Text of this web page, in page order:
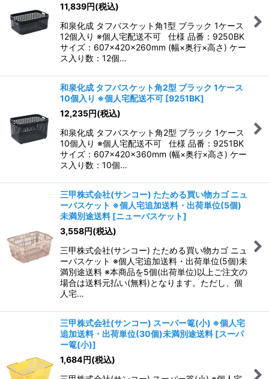
11,839円(税込)
和泉化成 タフバスケット角1型 ブラック 1ケース
12個入り ※個人宅配送不可 仕様 品番：9250BK
サイズ：607×420×260mm (幅×奥行×高さ) ケー
ス入り数：12個…
和泉化成 タフバスケット角2型 ブラック 1ケース
10個入り ※個人宅配送不可 [9251BK]
12,235円(税込)
和泉化成 タフバスケット角2型 ブラック 1ケース
10個入り ※個人宅配送不可 仕様 品番：9251BK
サイズ：607×420×360mm (幅×奥行×高さ) ケー
ス入り数：10個…
三甲株式会社(サンコー) たためる買い物カゴ ニュ
ーバスケット ※個人宅追加送料・出荷単位(5個)
未満別途送料 [ニューバスケット]
3,558円(税込)
三甲株式会社(サンコー) たためる買い物カゴ ニュ
ーバスケット ※個人宅追加送料・出荷単位(5個)未
満別途送料 ※本商品を5個(出荷単位)以上ご注文の
場合は送料元払い(無料)となります。ただし、個
人宅…
三甲株式会社(サンコー) スーパー篭(小) ※個人宅
追加送料・出荷単位(30個)未満別途送料 [スーパ
ー篭(小)]
1,684円(税込)